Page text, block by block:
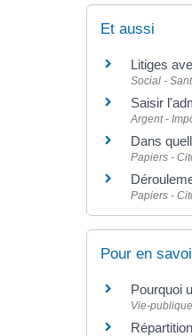
Et aussi
Litiges
Social -
Saisir
Argent -
Dans
Papiers -
Papiers -
Pour en
Pourquoi
Vie-